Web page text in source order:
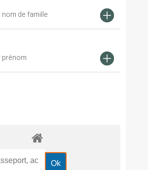
nom de famille
prénom